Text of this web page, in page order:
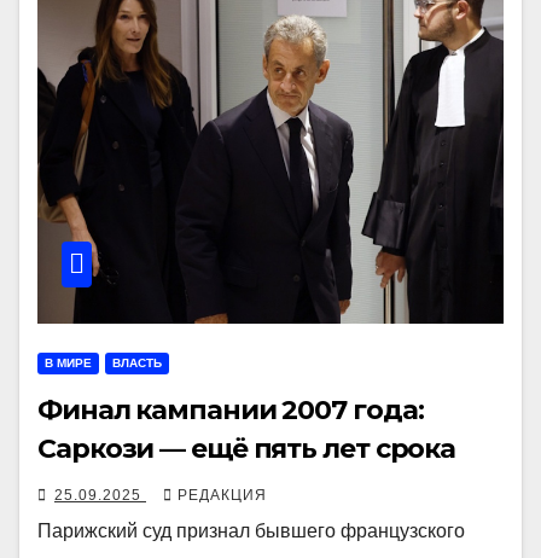
В МИРЕ ВЛАСТЬ
Финал кампании 2007 года:
Саркози — ещё пять лет срока
25.09.2025 РЕДАКЦИЯ
Парижский суд признал бывшего французского